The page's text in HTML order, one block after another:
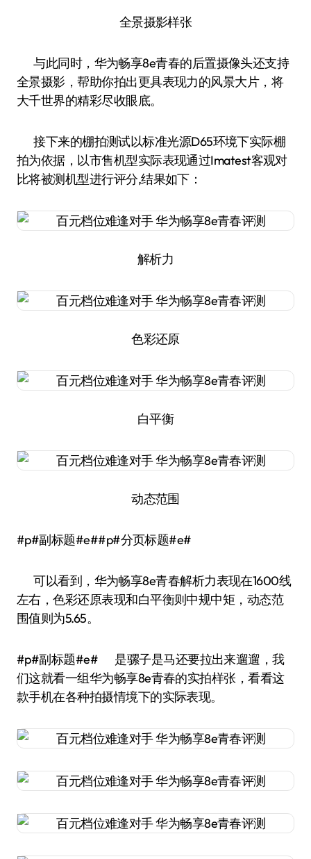
全景摄影样张
与此同时，华为畅享8e青春的后置摄像头还支持
全景摄影，帮助你拍出更具表现力的风景大片，将
大千世界的精彩尽收眼底。
接下来的棚拍测试以标准光源D65环境下实际棚
拍为依据，以市售机型实际表现通过Imatest客观对
比将被测机型进行评分,结果如下：
解析力
色彩还原
白平衡
动态范围
#p#副标题#e##p#分页标题#e#
可以看到，华为畅享8e青春解析力表现在1600线
左右，色彩还原表现和白平衡则中规中矩，动态范
围值则为5.65。
#p#副标题#e# 是骡子是马还要拉出来遛遛，我
们这就看一组华为畅享8e青春的实拍样张，看看这
款手机在各种拍摄情境下的实际表现。